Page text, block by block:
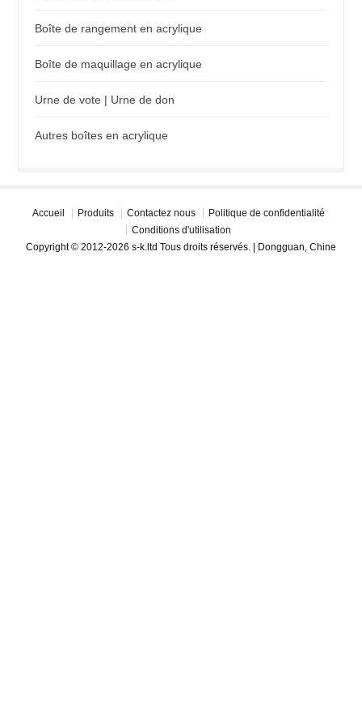
Boîte de rangement en acrylique
Boîte de maquillage en acrylique
Urne de vote | Urne de don
Autres boîtes en acrylique
Accueil Produits Contactez nous
Politique de confidentialité
Conditions d'utilisation
Copyright © 2012-2026 s-k.ltd Tous droits réservés. | Dongguan, Chine